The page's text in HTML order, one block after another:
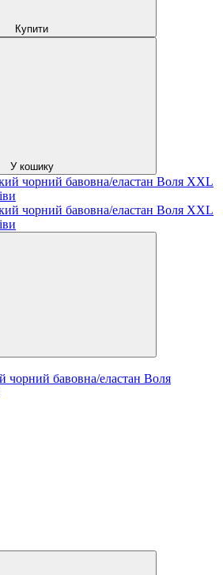
Купити
У кошику
чорний бавовна/еластан Воля